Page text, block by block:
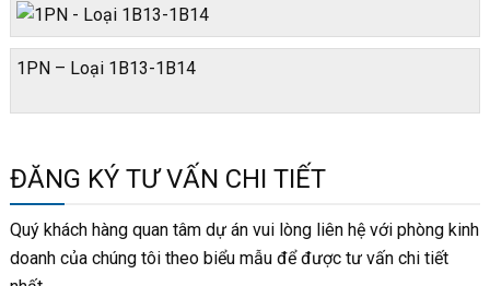
1PN – Loại 1B13-1B14
ĐĂNG KÝ TƯ VẤN CHI TIẾT
Quý khách hàng quan tâm dự án vui lòng liên hệ với phòng kinh
doanh của chúng tôi theo biểu mẫu để được tư vấn chi tiết